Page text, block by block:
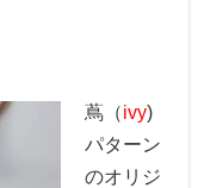
蔦（ivy)
パターン
のオリジ